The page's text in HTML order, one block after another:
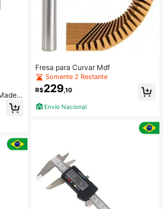
Fresa para Curvar Mdf
Somente 2 Restante
R$229 ,10
Envio Nacional